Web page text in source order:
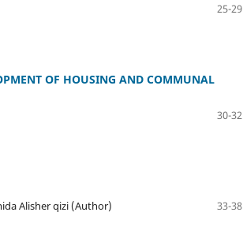
25-29
OF HOUSING AND COMMUNAL
30-32
Alisher qizi (Author)
33-38